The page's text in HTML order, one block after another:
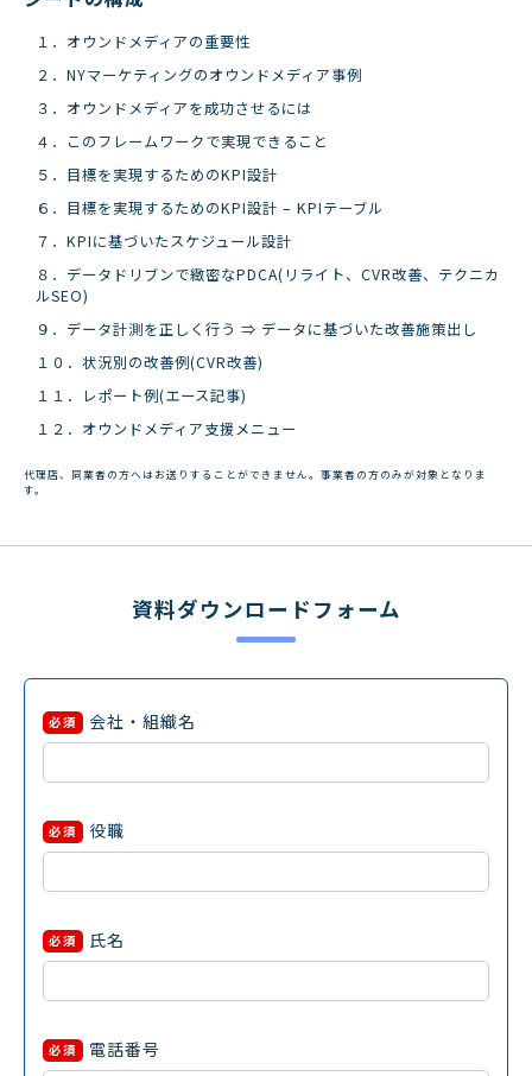
１．オウンドメディアの重要性
２．NYマーケティングのオウンドメディア事例
３．オウンドメディアを成功させるには
４．このフレームワークで実現できること
５．目標を実現するためのKPI設計
６．目標を実現するためのKPI設計 – KPIテーブル
７．KPIに基づいたスケジュール設計
８．データドリブンで緻密なPDCA(リライト、CVR改善、テクニカ
ルSEO)
９．データ計測を正しく行う ⇒ データに基づいた改善施策出し
１０．状況別の改善例(CVR改善)
１１．レポート例(エース記事)
１２．オウンドメディア支援メニュー
代理店、同業者の方へはお送りすることができません。事業者の方のみが対象となりま
す。
資料ダウンロードフォーム
必須 会社・組織名
必須 役職
必須 氏名
必須 電話番号